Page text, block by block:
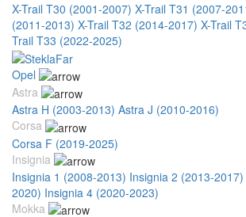
X-Trail T30 (2001-2007) X-Trail T31 (2007-
(2011-2013) X-Trail T32 (2014-2017) X-Trail
Trail T33 (2022-2025)
Opel
Astra
Astra H (2003-2013) Astra J (2010-2016)
Corsa
Corsa F (2019-2025)
Insignia
Insignia 1 (2008-2013) Insignia 2 (2013-2017)
2020) Insignia 4 (2020-2023)
Mokka